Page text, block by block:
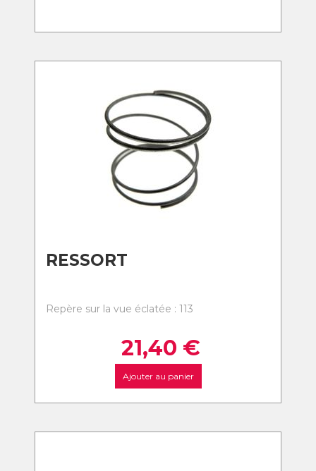
RESSORT
Repère sur la vue éclatée : 113
21,40 €
Ajouter au panier